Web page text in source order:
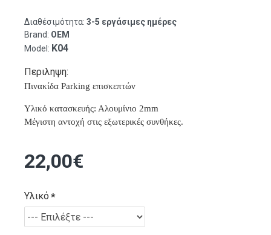
Διαθέσιμότητα: 3-5 εργάσιμες ημέρες
Brand: OEM
Model: K04
Περιληψη:
Πινακίδα Parking επισκεπτών
Υλικό κατασκευής: Αλουμίνιο 2mm
Μέγιστη αντοχή στις εξωτερικές συνθήκες.
22,00€
Υλικό